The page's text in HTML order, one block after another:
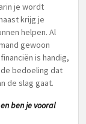
je wordt
krijg je
helpen. Al
gewoon
is handig,
bedoeling dat
de slag gaat.
ben je vooral